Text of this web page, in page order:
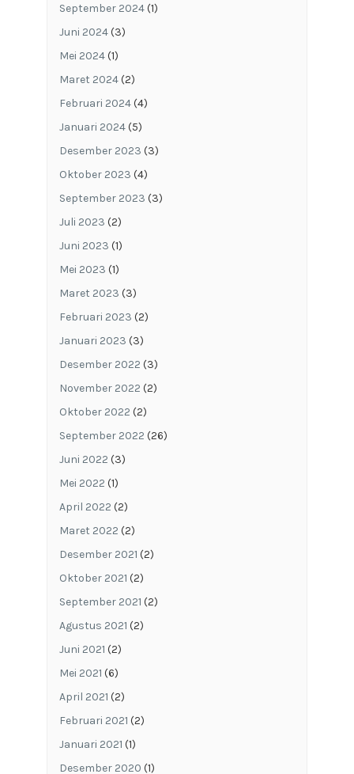
September 2024(1)
Juni 2024(3)
Mei 2024(1)
Maret 2024(2)
Februari 2024(4)
Januari 2024(5)
Desember 2023 (3)
Oktober 2023 (4)
September 2023 (3)
Juli 2023 (2)
Juni 2023 (1)
Mei 2023 (1)
Maret 2023 (3)
Februari 2023 (2)
Januari 2023 (3)
Desember 2022 (3)
November 2022 (2)
Oktober 2022 (2)
September 2022 (26)
Juni 2022 (3)
Mei 2022 (1)
April 2022 (2)
Maret 2022 (2)
Desember 2021 (2)
Oktober 2021 (2)
September 2021 (2)
Agustus 2021 (2)
Juni 2021 (2)
Mei 2021 (6)
April 2021 (2)
Februari 2021 (2)
Januari 2021 (1)
Desember 2020 (1)